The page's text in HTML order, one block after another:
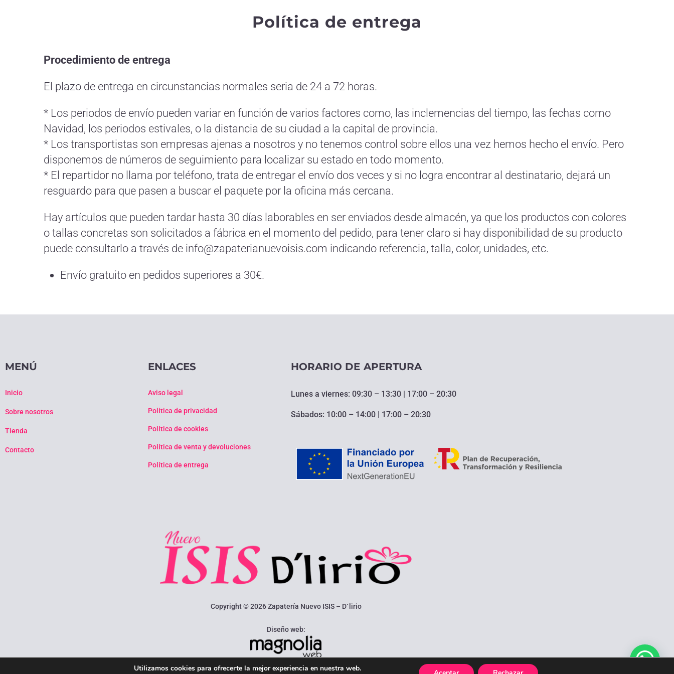
Política de entrega
Procedimiento de entrega
El plazo de entrega en circunstancias normales seria de 24 a 72 horas.
* Los periodos de envío pueden variar en función de varios factores como, las inclemencias del tiempo, las fechas como
Navidad, los periodos estivales, o la distancia de su ciudad a la capital de provincia.
* Los transportistas son empresas ajenas a nosotros y no tenemos control sobre ellos una vez hemos hecho el envío. Pero
disponemos de números de seguimiento para localizar su estado en todo momento.
* El repartidor no llama por teléfono, trata de entregar el envío dos veces y si no logra encontrar al destinatario, dejará un
resguardo para que pasen a buscar el paquete por la oficina más cercana.
Hay artículos que pueden tardar hasta 30 días laborables en ser enviados desde almacén, ya que los productos con colores
o tallas concretas son solicitados a fábrica en el momento del pedido, para tener claro si hay disponibilidad de su producto
puede consultarlo a través de info@zapaterianuevoisis.com indicando referencia, talla, color, unidades, etc.
Envío gratuito en pedidos superiores a 30€.
MENÚ
Inicio
Sobre nosotros
Tienda
Contacto
ENLACES
Aviso legal
Política de privacidad
Política de cookies
Política de venta y devoluciones
Política de entrega
HORARIO DE APERTURA
Lunes a viernes: 09:30 – 13:30 | 17:00 – 20:30
Sábados: 10:00 – 14:00 | 17:00 – 20:30
Copyright©2026Zapatería Nuevo ISIS – D´lirio
Diseño web:
Utilizamos cookies para ofrecerte la mejor experiencia en nuestra web.